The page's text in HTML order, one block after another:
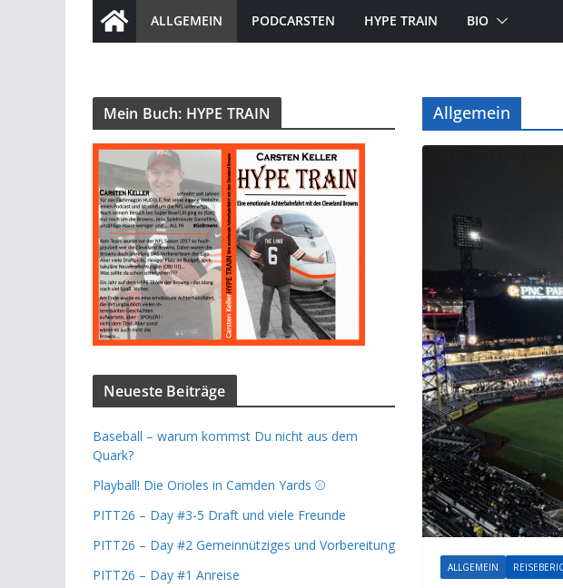
ALLGEMEIN PODCARSTEN HYPE TRAIN BIO
Allgemein
ALLGEMEIN
Mein Buch: HYPE TRAIN
Neueste Beiträge
Baseball – warum kommst Du nicht aus dem
Quark?
Playball! Die Orioles in Camden Yards ⚾️
PITT26 – Day #3-5 Draft und viele Freunde
PITT26 – Day #2 Gemeinnütziges und Vorbereitung
PITT26 – Day #1 Anreise